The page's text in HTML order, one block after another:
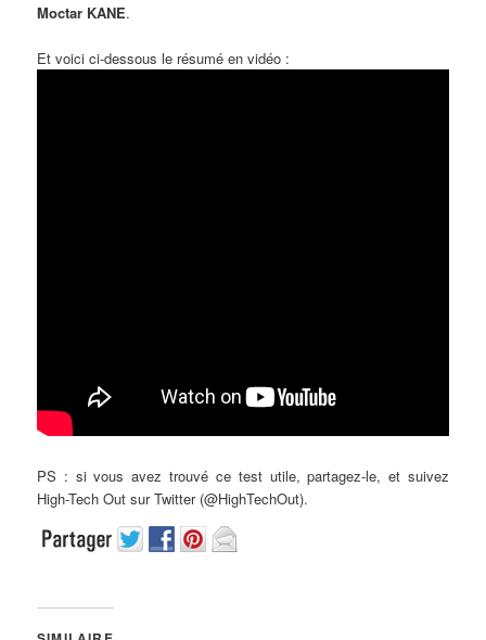
Moctar KANE.
Et voici ci-dessous le résumé en vidéo :
PS : si vous avez trouvé ce test utile, partagez-le, et suivez
High-Tech Out sur Twitter (@HighTechOut).